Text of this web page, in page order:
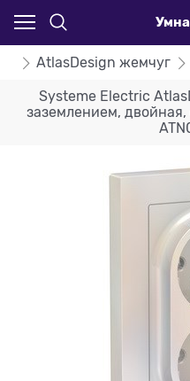
AtlasDesign жемчуг
Systeme Electric
заземлением,